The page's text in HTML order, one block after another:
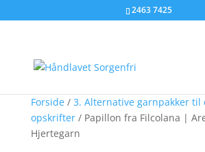
2463 7425
Forside/ 3. Alternative garnpakker til
opskrifter/ Papillon fra Filcolana |
Hjertegarn